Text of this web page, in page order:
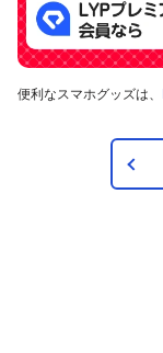
便利なスマホグッズは、